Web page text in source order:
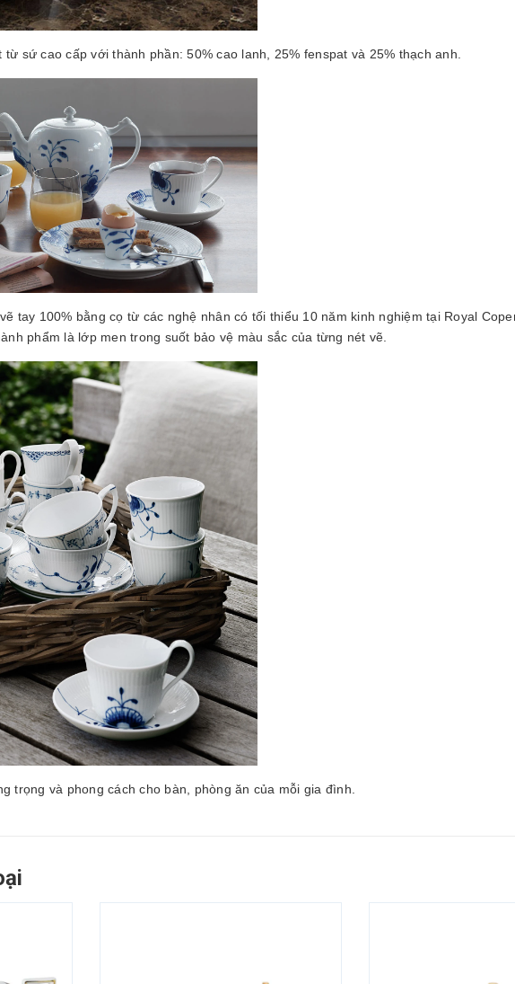
sứ cao cấp với thành phần: 50% cao lanh, 25% fenspat và 25% thạch anh.
tay 100% bằng cọ từ các nghệ nhân có tối thiểu 10 năm kinh nghiệm tại Royal
phẩm là lớp men trong suốt bảo vệ màu sắc của từng nét vẽ.
trọng và phong cách cho bàn, phòng ăn của mỗi gia đình.